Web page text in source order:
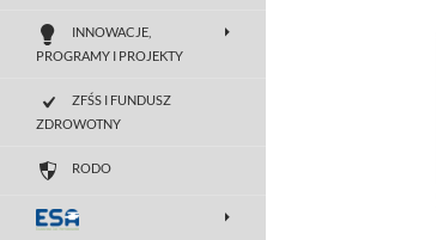
INNOWACJE,
PROGRAMY I PROJEKTY
ZFŚS I FUNDUSZ
ZDROWOTNY
RODO